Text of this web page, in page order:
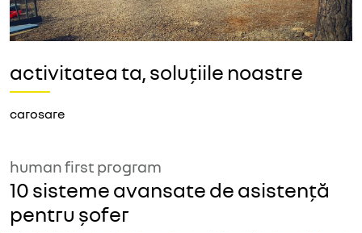
activitatea ta, soluțiile noastre
carosare
human first program
10 sisteme avansate de asistență
pentru șofer